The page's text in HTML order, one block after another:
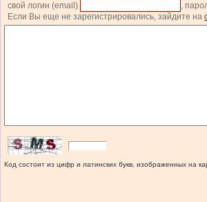
свой логин (email)
,
Если Вы еще не зарегистрировались, зайдите на
Код состоит из цифр и латинских букв, изображенных на